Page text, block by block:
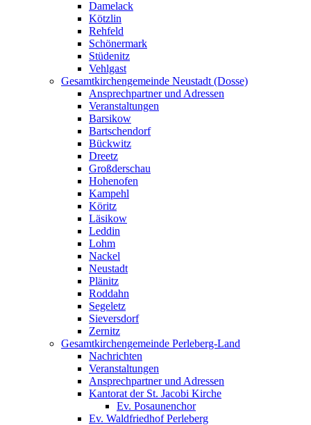
Damelack
Kötzlin
Rehfeld
Schönermark
Stüdenitz
Vehlgast
Gesamtkirchengemeinde Neustadt (Dosse)
Ansprechpartner und Adressen
Veranstaltungen
Barsikow
Bartschendorf
Bückwitz
Dreetz
Großderschau
Hohenofen
Kampehl
Köritz
Läsikow
Leddin
Lohm
Nackel
Neustadt
Plänitz
Roddahn
Segeletz
Sieversdorf
Zernitz
Gesamtkirchengemeinde Perleberg-Land
Nachrichten
Veranstaltungen
Ansprechpartner und Adressen
Kantorat der St. Jacobi Kirche
Ev. Posaunenchor
Ev. Waldfriedhof Perleberg